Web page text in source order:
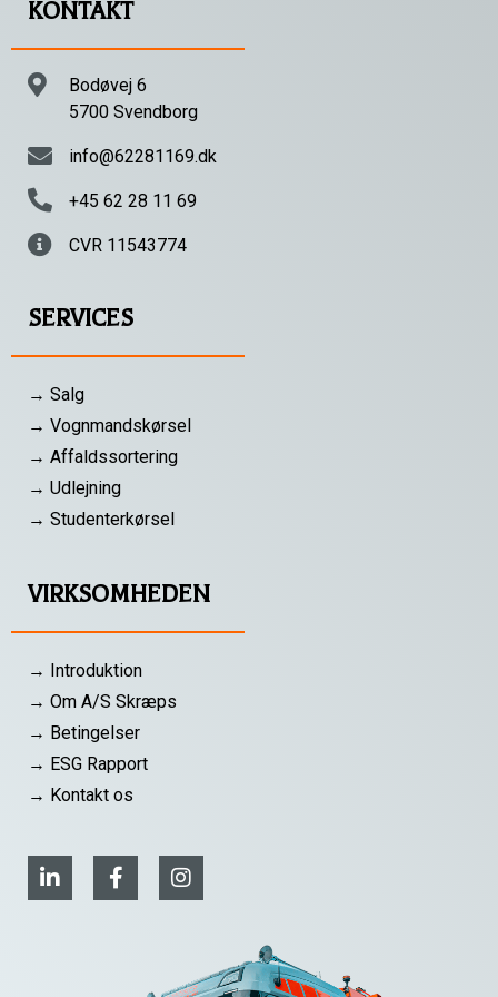
KONTAKT
Bodøvej 6
5700 Svendborg
info@62281169.dk
+45 62 28 11 69
CVR 11543774
SERVICES
→ Salg
→ Vognmandskørsel
→ Affaldssortering
→ Udlejning
→ Studenterkørsel
VIRKSOMHEDEN
→ Introduktion
→ Om A/S Skræps
→ Betingelser
→ ESG Rapport
→ Kontakt os